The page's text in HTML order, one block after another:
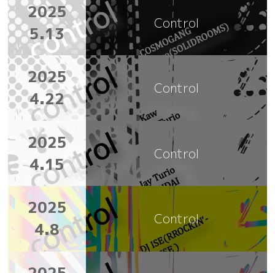
2025
5.13
Control
2025
4.22
Control
2025
4.15
Control
2025
4.8
Control